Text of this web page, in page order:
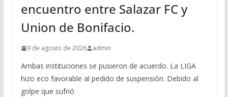
encuentro entre Salazar FC y
Union de Bonifacio.
9 de agosto de 2026 admin
Ambas instituciones se pusieron de acuerdo. La LIGA
hizo eco favorable al pedido de suspensión. Debido al
golpe que sufrió